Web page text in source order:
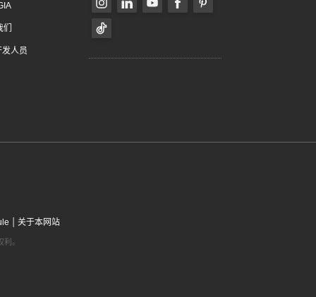
发人员
| 关于本网站
。